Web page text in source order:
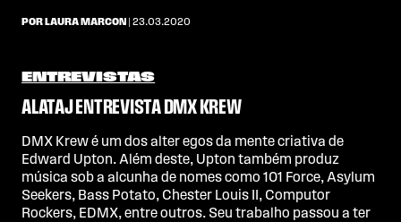
POR LAURA MARCON | 23.03.2020
ENTREVISTAS
ALATAJ ENTREVISTA DMX KREW
DMX Krew é um dos alter egos da mente criativa de
Edward Upton. Além deste, Upton também produz
música sob a alcunha de nomes como 101 Force, Asylum
Seekers, Bass Potato, Chester Louis II, Computor
Rockers, EDMX, entre outros. Seu trabalho passou a ter